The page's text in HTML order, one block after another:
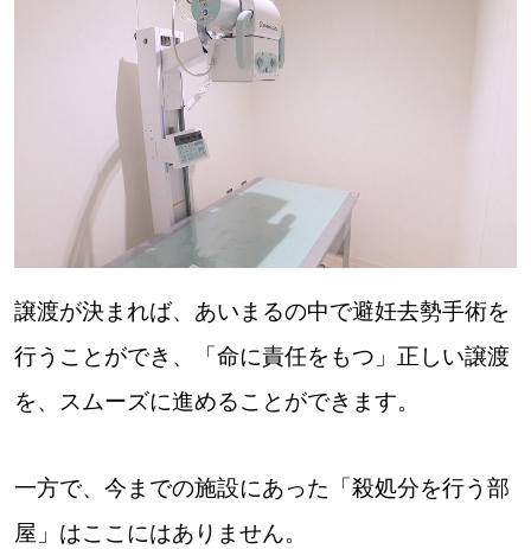
譲渡が決まれば、あいまるの中で避妊去勢手術を
行うことができ、「命に責任をもつ」正しい譲渡
を、スムーズに進めることができます。
一方で、今までの施設にあった「殺処分を行う部
屋」はここにはありません。